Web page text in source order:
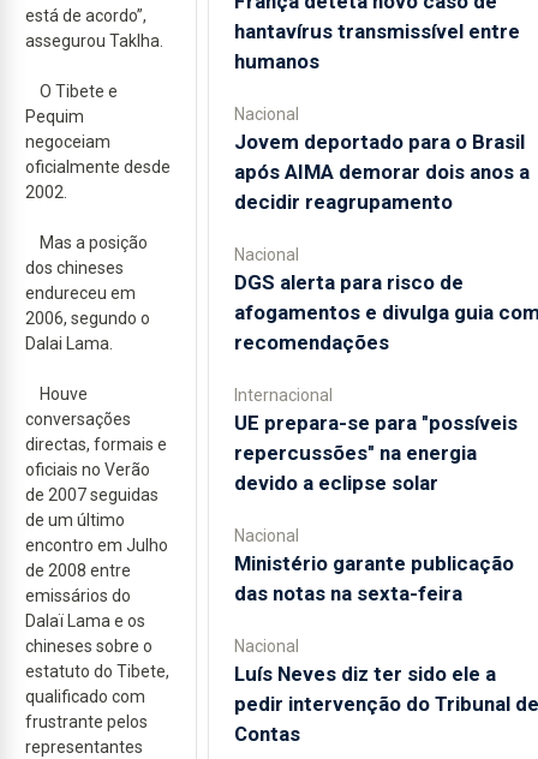
está de acordo”,
assegurou Taklha.
O Tibete e
Pequim
negoceiam
oficialmente desde
2002.
Mas a posição
dos chineses
endureceu em
2006, segundo o
Dalai Lama.
Houve
conversações
directas, formais e
oficiais no Verão
de 2007 seguidas
de um último
encontro em Julho
de 2008 entre
emissários do
Dalaï Lama e os
chineses sobre o
estatuto do Tibete,
qualificado com
frustrante pelos
representantes
hantavírus transmissível entre
humanos
Nacional
Jovem deportado para o Brasil
após AIMA demorar dois anos a
decidir reagrupamento
Nacional
DGS alerta para risco de
afogamentos e divulga guia
recomendações
Internacional
UE prepara-se para "possíveis
repercussões" na energia
devido a eclipse solar
Nacional
Ministério garante publicação
das notas na sexta-feira
Nacional
Luís Neves diz ter sido ele a
pedir intervenção do Tribunal de
Contas